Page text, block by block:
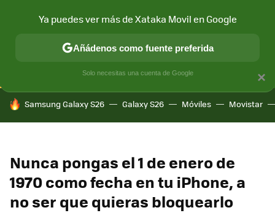
CONECTIVIDAD MÓVIL Y SOCIEDAD APLICACIONES
HOY SE HABLA DE
Samsung Galaxy S26 Galaxy S26 Móviles Movistar
Nunca pongas el 1 de enero de
1970 como fecha en tu iPhone, a
no ser que quieras bloquearlo
×
Ya puedes ver más de Xataka Movil en Google
Añádenos como fuente preferida
Solo necesitas una cuenta de Google